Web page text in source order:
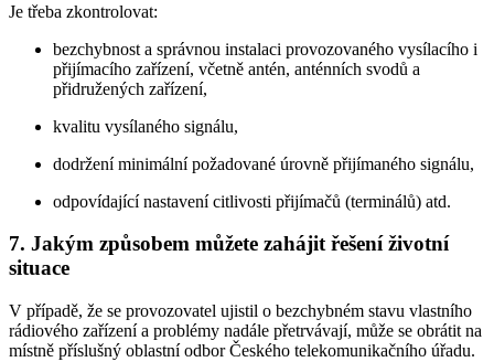
Je třeba zkontrolovat:
bezchybnost a správnou instalaci provozovaného vysílacího i
přijímacího zařízení, včetně antén, anténních svodů a
přidružených zařízení,
kvalitu vysílaného signálu,
dodržení minimální požadované úrovně přijímaného signálu,
odpovídající nastavení citlivosti přijímačů (terminálů) atd.
7. Jakým způsobem můžete zahájit řešení životní
situace
V případě, že se provozovatel ujistil o bezchybném stavu vlastního
rádiového zařízení a problémy nadále přetrvávají, může se obrátit na
místně příslušný oblastní odbor Českého telekomunikačního úřadu.